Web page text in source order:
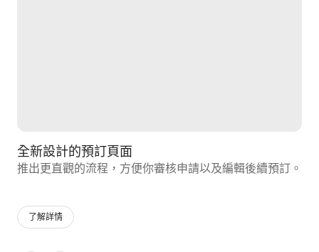
全新設計的預訂頁面
推出更直觀的流程⁠，方便你審核申請以及編輯後續預訂⁠。
了解詳情